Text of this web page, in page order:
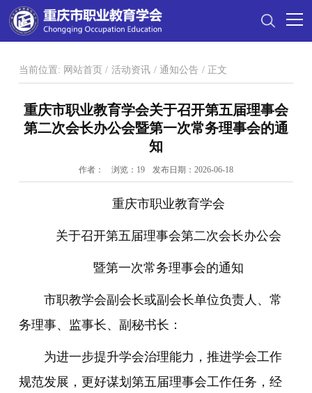
当前位置: 网站首页 / 活动资讯 / 通知公告 / 正文
重庆市职业教育学会关于召开第五届理事会
第二次会长办公会暨第一次常务理事会的通
知
作者： 浏览： 19 发布日期：2026-06-18
重庆市职业教育学会
关于召开第五届理事会第二次会长办公会
暨第一次常务理事会的通知
市职教学会副会长或副会长单位负责人、常
务理事、监事长、副秘书长：
为进一步提升学会治理能力，推进学会工作
规范发展，更好谋划第五届理事会工作任务，经